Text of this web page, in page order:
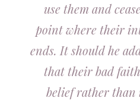
use them and
point where their
ends. It should he
that their bad
belief rather